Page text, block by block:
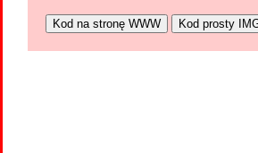
Kod na stronę WWW Kod prosty